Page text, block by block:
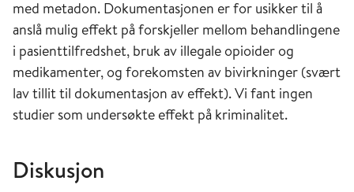
med metadon. Dokumentasjonen er for usikker til å
anslå mulig effekt på forskjeller mellom behandlingene
i pasienttilfredshet, bruk av illegale opioider og
medikamenter, og forekomsten av bivirkninger (svært
lav tillit til dokumentasjon av effekt). Vi fant ingen
studier som undersøkte effekt på kriminalitet.
Diskusjon